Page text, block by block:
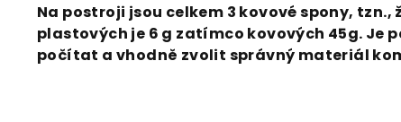
Na postroji jsou celkem 3 kovové spony, tzn.,
plastových je 6 g zatímco kovových 45g. Je
počítat a vhodně zvolit správný materiál